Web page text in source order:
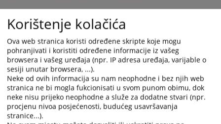
3410PREGLEDA
Korištenje kolačića
Ova web stranica koristi određene skripte koje mogu
pohranjivati i koristiti određene informacije iz vašeg
browsera i vašeg uređaja (npr. IP adresa uređaja, varijable o
sesiji unutar browsera, ...).
Neke od ovih informacija su nam neophodne i bez njih web
stranica ne bi mogla fukcionisati u svom punom obimu, dok
neke nisu prijeko neophodne a služe za dodatne stvari (npr.
procjenu nivoa posjećenosti, budućeg usavršavanja
stranice...).